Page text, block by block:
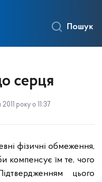
Пошук
серця
року о 11:37
фізичні обмеження,
компенсує їм те, чого
цього